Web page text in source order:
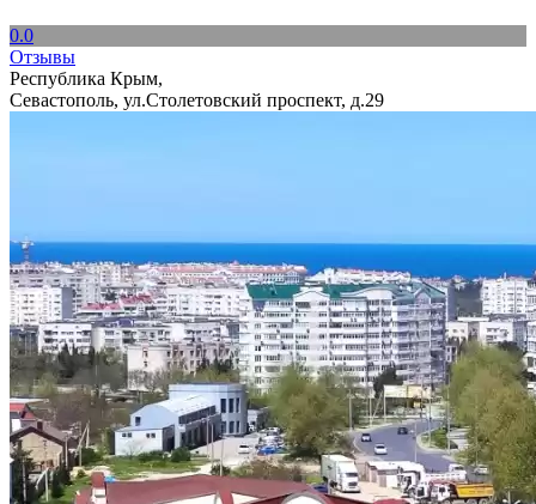
0.0
Отзывы
Республика Крым,
Севастополь, ул.Столетовский проспект, д.29